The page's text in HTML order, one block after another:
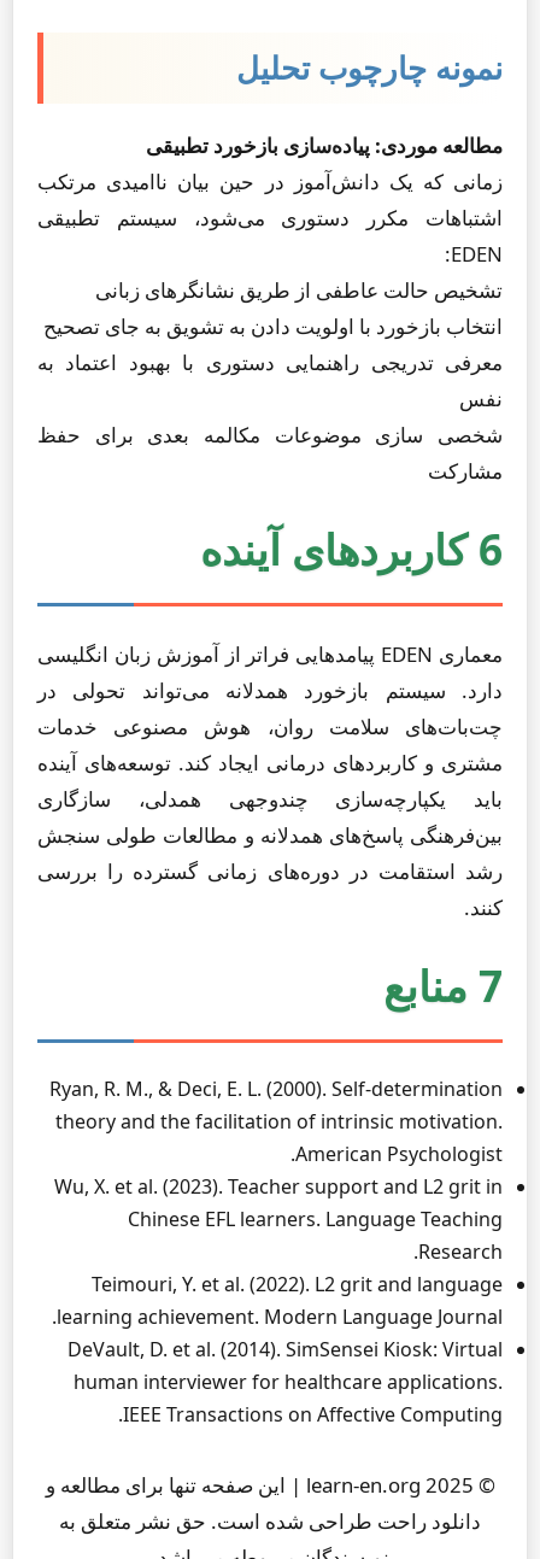
نمونه چارچوب تحلیل
مطالعه موردی: پیاده‌سازی بازخورد تطبیقی
زمانی که یک دانش‌آموز در حین بیان ناامیدی مرتکب
اشتباهات مکرر دستوری می‌شود، سیستم تطبیقی
EDEN:
تشخیص حالت عاطفی از طریق نشانگرهای زبانی
انتخاب بازخورد با اولویت دادن به تشویق به جای تصحیح
معرفی تدریجی راهنمایی دستوری با بهبود اعتماد به
نفس
شخصی سازی موضوعات مکالمه بعدی برای حفظ
مشارکت
6 کاربردهای آینده
معماری EDEN پیامدهایی فراتر از آموزش زبان انگلیسی
دارد. سیستم بازخورد همدلانه می‌تواند تحولی در
چت‌بات‌های سلامت روان، هوش مصنوعی خدمات
مشتری و کاربردهای درمانی ایجاد کند. توسعه‌های آینده
باید یکپارچه‌سازی چندوجهی همدلی، سازگاری
بین‌فرهنگی پاسخ‌های همدلانه و مطالعات طولی سنجش
رشد استقامت در دوره‌های زمانی گسترده را بررسی
کنند.
7 منابع
Ryan, R. M., & Deci, E. L. (2000). Self-determination
theory and the facilitation of intrinsic motivation.
American Psychologist.
Wu, X. et al. (2023). Teacher support and L2 grit in
Chinese EFL learners. Language Teaching
Research.
Teimouri, Y. et al. (2022). L2 grit and language
learning achievement. Modern Language Journal.
DeVault, D. et al. (2014). SimSensei Kiosk: Virtual
human interviewer for healthcare applications.
IEEE Transactions on Affective Computing.
© 2025 learn-en.org | این صفحه تنها برای مطالعه و
دانلود راحت طراحی شده است. حق نشر متعلق به